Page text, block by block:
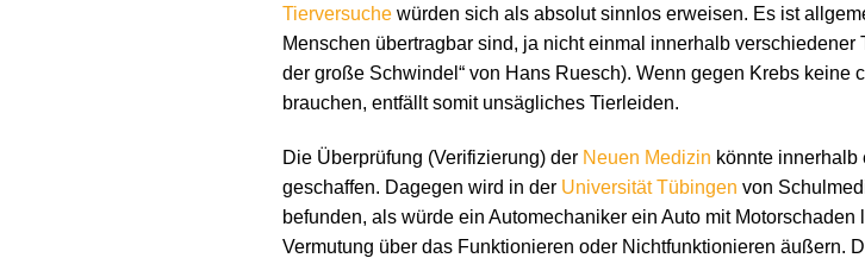
Tierversuche würden sich als absolut sinnlos erweisen. Es ist
Menschen übertragbar sind, ja nicht einmal innerhalb verschiedener
der große Schwindel“ von Hans Ruesch). Wenn gegen Krebs keine
brauchen, entfällt somit unsägliches Tierleiden.
Die Überprüfung (Verifizierung) der Neuen Medizin könnte innerhalb
geschaffen. Dagegen wird in der Universität Tübingen von
befunden, als würde ein Automechaniker ein Auto mit
Vermutung über das Funktionieren oder Nichtfunktionieren äußern.